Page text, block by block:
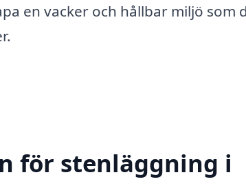
en vacker och hållbar miljö som
för stenläggning i